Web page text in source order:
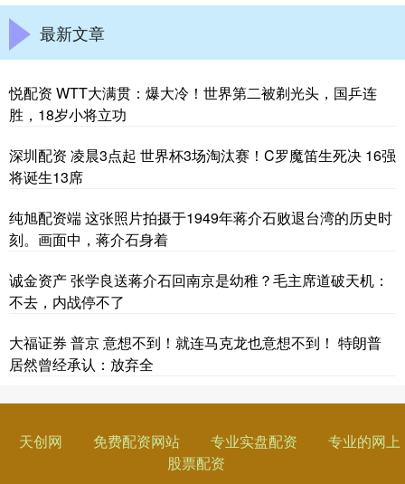
最新文章
悦配资 WTT大满贯：爆大冷！世界第二被剃光头，国乒连
胜，18岁小将立功
深圳配资 凌晨3点起 世界杯3场淘汰赛！C罗魔笛生死决 16强
将诞生13席
纯旭配资端 这张照片拍摄于1949年蒋介石败退台湾的历史时
刻。画面中，蒋介石身着
诚金资产 张学良送蒋介石回南京是幼稚？毛主席道破天机：
不去，内战停不了
大福证券 普京 意想不到！就连马克龙也意想不到！ 特朗普
居然曾经承认：放弃全
天创网 免费配资网站 专业实盘配资
专业的网上
股票配资